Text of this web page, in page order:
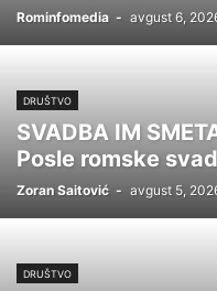
Rominfomedia - avgust 6,
DRUŠTVO
SVADBA IM
Posle romske
Zoran Saitović - avgust 5,
DRUŠTVO